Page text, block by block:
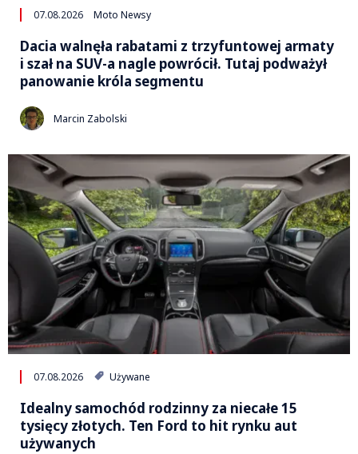
07.08.2026 Moto Newsy
Dacia walnęła rabatami z trzyfuntowej armaty
i szał na SUV-a nagle powrócił. Tutaj podważył
panowanie króla segmentu
Marcin Zabolski
07.08.2026 Używane
Idealny samochód rodzinny za niecałe 15
tysięcy złotych. Ten Ford to hit rynku aut
używanych